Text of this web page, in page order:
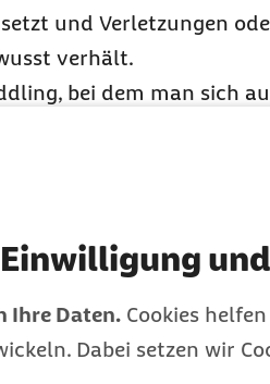
Ihre Daten. Cookies
Dabei setzen wir
und Verletzungen
verhält.
, bei dem man sich
fortbewegt, ist
Man kann die
gleichzeitig sanft den
so Möhlendick.Stand-
weil es, im Gegensatz
werden kann und es
auf Seen oder Flüssen